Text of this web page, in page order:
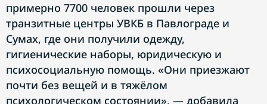
примерно 7700 человек прошли через
транзитные центры УВКБ в Павлограде и
Сумах, где они получили одежду,
гигиенические наборы, юридическую и
психосоциальную помощь. «Они приезжают
почти без вещей и в тяжёлом
психологическом состоянии», — добавила